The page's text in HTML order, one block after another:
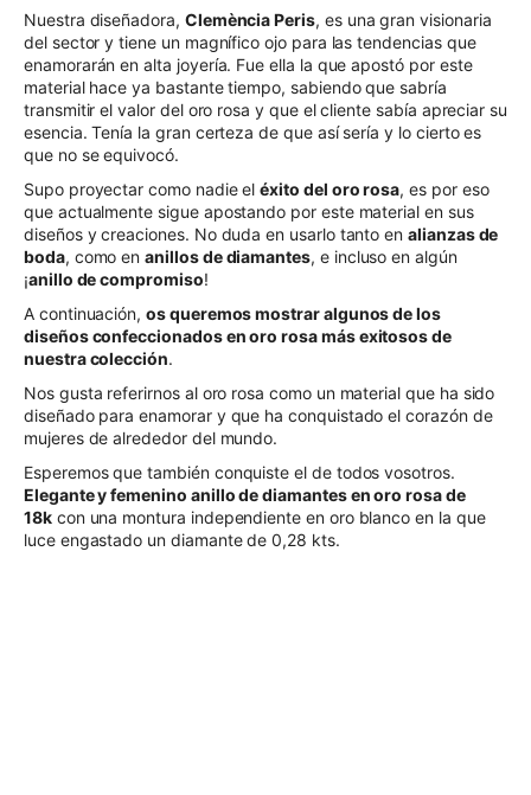
Nuestra diseñadora, Clemència Peris, es una gran visionaria
del sector y tiene un magnífico ojo para las tendencias que
enamorarán en alta joyería. Fue ella la que apostó por este
material hace ya bastante tiempo, sabiendo que sabría
transmitir el valor del oro rosa y que el cliente sabía apreciar su
esencia. Tenía la gran certeza de que así sería y lo cierto es
que no se equivocó.
Supo proyectar como nadie eléxito del oro rosa, es por eso
que actualmente sigue apostando por este material en sus
diseños y creaciones. No duda en usarlo tanto enalianzas de
boda, como enanillos de diamantes, e incluso en algún
¡anillo de compromiso!
A continuación,os queremos mostrar algunos de los
diseños confeccionados en oro rosa más exitosos de
nuestra colección.
Nos gusta referirnos al oro rosa como un material que ha sido
diseñado para enamorar y que ha conquistado el corazón de
mujeres de alrededor del mundo.
Esperemos que también conquiste el de todos vosotros.
Elegante y femenino anillo de diamantes en oro rosa de
18kcon una montura independiente en oro blanco en la que
luce engastado un diamante de 0,28 kts.